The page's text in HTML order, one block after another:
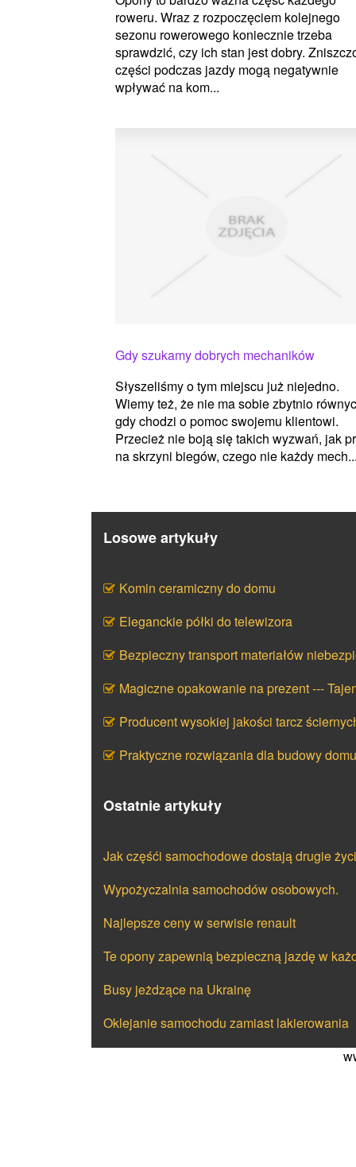
roweru. Wraz z rozpoczęciem kolejnego
sezonu rowerowego koniecznie trzeba
sprawdzić, czy ich stan jest dobry.
części podczas jazdy mogą negatywnie
wpływać na kom...
Gdy szukamy dobrych mechaników
Słyszeliśmy o tym miejscu już niejedno.
Wiemy też, że nie ma sobie zbytnio
gdy chodzi o pomoc swojemu klientowi.
Przecież nie boją się takich wyzwań, jak
na skrzyni biegów, czego nie każdy
Losowe artykuły
Komin ceramiczny do domu
Eleganckie półki do telewizora
Bezpieczny transport materiałów
Magiczne opakowanie na prezent ---
Producent wysokiej jakości tarcz
Praktyczne rozwiązania dla budowy domu
Ostatnie artykuły
Jak częśći samochodowe dostają drugie
Wypożyczalnia samochodów osobowych.
Najlepsze ceny w serwisie renault
Te opony zapewnią bezpieczną jazdę w
Busy jeżdzące na Ukrainę
Oklejanie samochodu zamiast lakierowania